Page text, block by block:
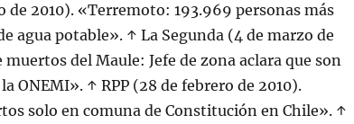
de 2010). «Terremoto: 193.969 personas más
agua potable». ↑ La Segunda (4 de marzo de
del Maule: Jefe de zona aclara que son
ONEMI». ↑ RPP (28 de febrero de 2010).
solo en comuna de Constitución en Chile». ↑